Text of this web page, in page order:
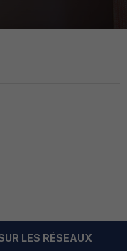
LES RÉSEAUX